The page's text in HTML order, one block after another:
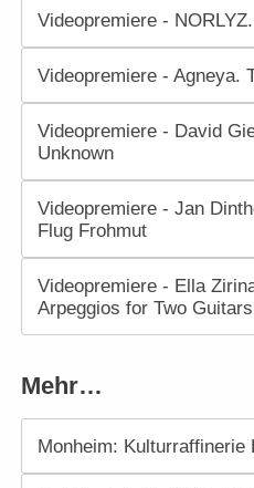
Videopremiere -
Videopremiere - Agneya.
Videopremiere - David
Unknown
Videopremiere - Jan
Flug Frohmut
Videopremiere - Ella
Arpeggios for Two Guitars
Mehr…
Monheim: Kulturraffinerie